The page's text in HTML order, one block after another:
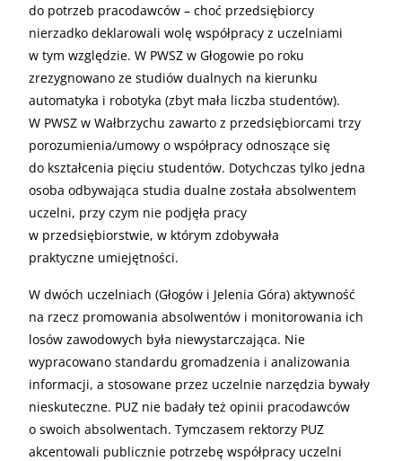
do potrzeb pracodawców – choć przedsiębiorcy
nierzadko deklarowali wolę współpracy z uczelniami
w tym względzie. W PWSZ w Głogowie po roku
zrezygnowano ze studiów dualnych na kierunku
automatyka i robotyka (zbyt mała liczba studentów).
W PWSZ w Wałbrzychu zawarto z przedsiębiorcami trzy
porozumienia/umowy o współpracy odnoszące się
do kształcenia pięciu studentów. Dotychczas tylko jedna
osoba odbywająca studia dualne została absolwentem
uczelni, przy czym nie podjęła pracy
w przedsiębiorstwie, w którym zdobywała
praktyczne umiejętności.
W dwóch uczelniach (Głogów i Jelenia Góra) aktywność
na rzecz promowania absolwentów i monitorowania ich
losów zawodowych była niewystarczająca. Nie
wypracowano standardu gromadzenia i analizowania
informacji, a stosowane przez uczelnie narzędzia bywały
nieskuteczne. PUZ nie badały też opinii pracodawców
o swoich absolwentach. Tymczasem rektorzy PUZ
akcentowali publicznie potrzebę współpracy uczelni